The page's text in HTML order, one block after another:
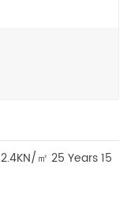
2.4KN/㎡ 25 Years15